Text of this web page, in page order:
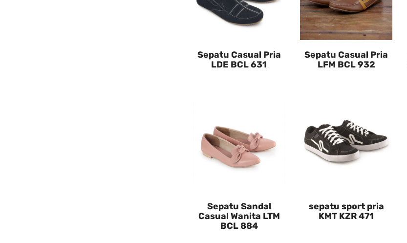
Sepatu Casual Pria
LDE BCL 631
Sepatu Casual Pria
LFM BCL 932
Sepatu Sandal
Casual Wanita LTM
BCL 884
sepatu sport pria
KMT KZR 471